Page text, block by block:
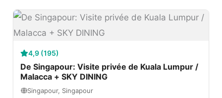
4,9 (195)
De Singapour: Visite privée de Kuala Lumpur /
Malacca + SKY DINING
Singapour, Singapour